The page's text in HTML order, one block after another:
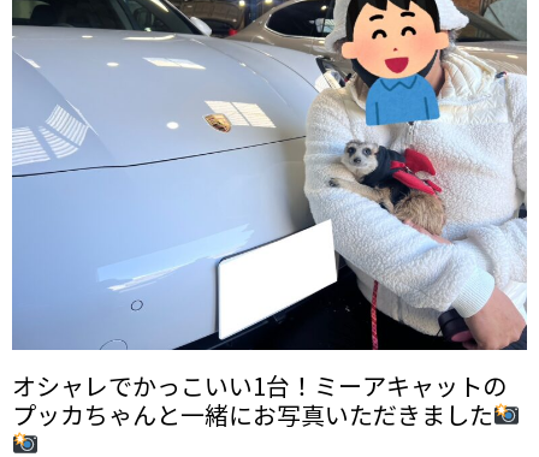
オシャレでかっこいい1台！ミーアキャットの
プッカちゃんと一緒にお写真いただきました